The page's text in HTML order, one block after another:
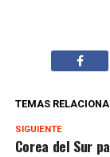
TEMAS
SIGUIENTE
Corea del Sur